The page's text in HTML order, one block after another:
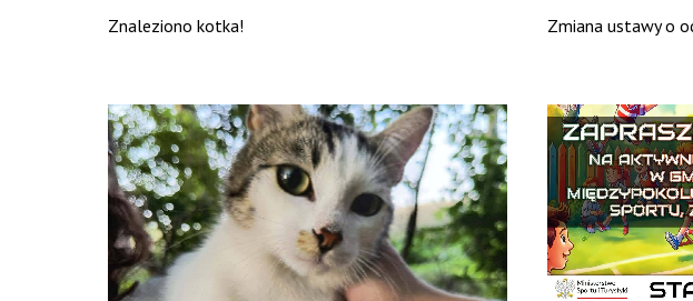
Znaleziono kotka! Zmiana ustawy o